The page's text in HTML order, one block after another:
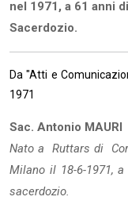
nel 1971, a 61 anni
Sacerdozio.
Da "Atti e
1971
Sac. Antonio MAURI
Nato a Ruttars di
Milano il 18-6-1971,
sacerdozio.